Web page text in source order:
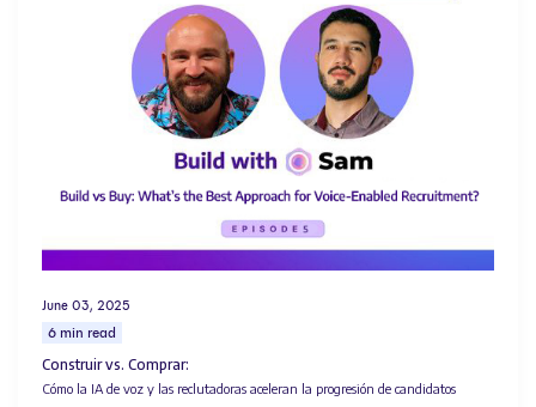
June 03, 2025
6 min read
Construir vs. Comprar:
Cómo la IA de voz y las reclutadoras aceleran la progresión de candidatos